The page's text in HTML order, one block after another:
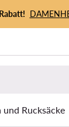
DAMEN
und Rucksäcke